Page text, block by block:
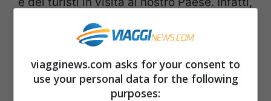
questo certificato che sarà
ai vaccinati e guaritisaràobbligatorio
accedere a tutta una serie di luoghi
pubblici e della socialità e per partecipare
viagginews.com asks for your consent to
use your personal data for the following
purposes: